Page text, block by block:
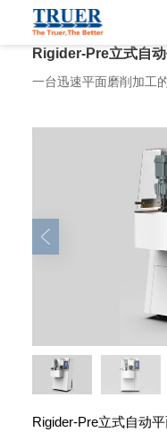
首页 / 金相设备
Rigider-Pre立式自
一台迅速平面磨削加工
Rigider-Pre立式自动